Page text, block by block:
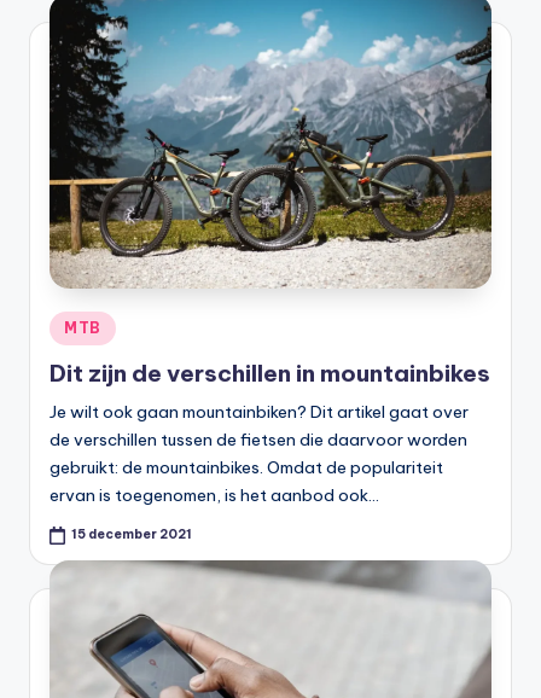
Geplaatst
in
MTB
Dit zijn de verschillen in mountainbikes
Je wilt ook gaan mountainbiken? Dit artikel gaat over
de verschillen tussen de fietsen die daarvoor worden
gebruikt: de mountainbikes. Omdat de populariteit
ervan is toegenomen, is het aanbod ook…
15 december 2021